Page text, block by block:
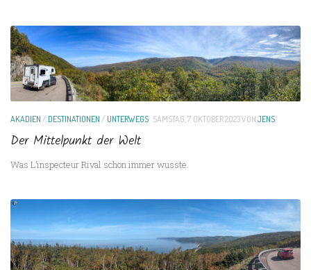
AKADIEN /DESTINATIONEN /UNTERWEGS SAMSTAG, 7. OKTOBER 2023VONJENS
Der Mittelpunkt der Welt
Was L’inspecteur Rival schon immer wusste.